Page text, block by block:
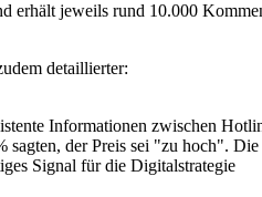
erhält jeweils rund 10.000
detaillierter:
Informationen zwischen
der Preis sei "zu hoch".
Signal für die Digitalstrategie